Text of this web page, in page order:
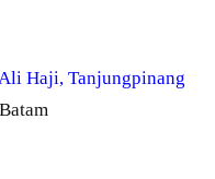
Haji, Tanjungpinang